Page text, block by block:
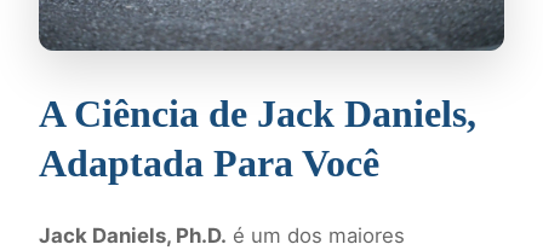
A Ciência de Jack Daniels,
Adaptada Para Você
Jack Daniels, Ph.D. é um dos maiores